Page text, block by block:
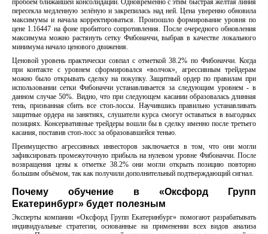
пробоем ближайшей консолидации. Одновременно с этим быстрая жёлтая линия
пересекла медленную зелёную и закрепилась над ней. Цена уверенно обновила
максимумы и начала корректироваться. Произошло формирование уровня по
цене 1.16447 на фоне пробитого сопротивления. После очередного обновления
максимума можно растянуть сетку Фибоначчи, выбрав в качестве локального
минимума начало ценового движения.
Ценовой уровень практически совпал с отметкой 38.2% по Фибоначчи. Когда
при контакте с уровнем сформировался «волчок», агрессивным трейдерам
можно было открывать сделку на покупку. Защитный ордер по правилам при
использовании сетки Фибоначчи устанавливается за следующим уровнем - в
данном случае 50%. Видно, что при следующем касании образовалась длинная
тень, призванная сбить все стоп-лоссы. Научившись правильно устанавливать
защитные ордера на занятиях, слушатели курса смогут оставаться в выгодных
позициях. Консервативные трейдеры вошли бы в сделку именно после третьего
касания, поставив стоп-лосс за образовавшейся тенью.
Преимущество агрессивных инвесторов заключается в том, что они могли
зафиксировать промежуточную прибыль на нулевом уровне Фибоначчи. После
возвращения цены к отметке 38.2% они могли открыть позицию повторно
большим объёмом, так как получили дополнительный подтверждающий сигнал.
Почему обучение в «Оксфорд Групп
Екатеринбург» будет полезным
Эксперты компании «Оксфорд Групп Екатеринбург» помогают разрабатывать
индивидуальные стратегии, основанные на применении всех видов анализа